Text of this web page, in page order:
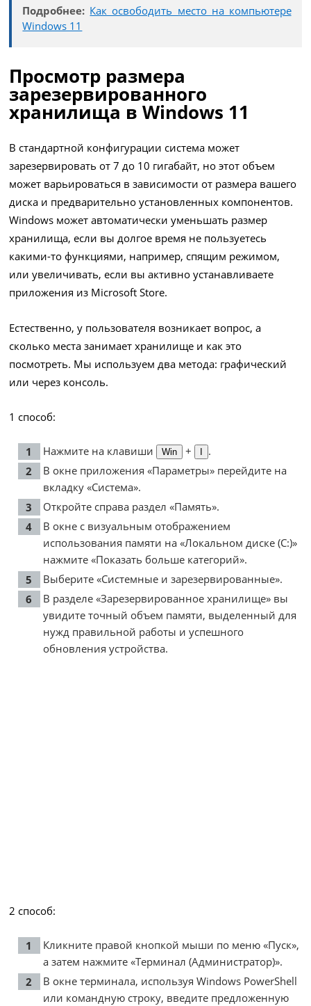
Подробнее: Как освободить место на компьютере
Windows 11
Просмотр размера
зарезервированного
хранилища в Windows 11
В стандартной конфигурации система может
зарезервировать от 7 до 10 гигабайт, но этот объем
может варьироваться в зависимости от размера вашего
диска и предварительно установленных компонентов.
Windows может автоматически уменьшать размер
хранилища, если вы долгое время не пользуетесь
какими-то функциями, например, спящим режимом,
или увеличивать, если вы активно устанавливаете
приложения из Microsoft Store.
Естественно, у пользователя возникает вопрос, а
сколько места занимает хранилище и как это
посмотреть. Мы используем два метода: графический
или через консоль.
1 способ:
Нажмите на клавиши Win +
.
В окне приложения «Параметры» перейдите на
вкладку «Система».
Откройте справа раздел «Память».
В окне с визуальным отображением
использования памяти на «Локальном диске (С:)»
нажмите «Показать больше категорий».
Выберите «Системные и зарезервированные».
В разделе «Зарезервированное хранилище» вы
увидите точный объем памяти, выделенный для
нужд правильной работы и успешного
обновления устройства.
2 способ:
Кликните правой кнопкой мыши по меню «Пуск»,
а затем нажмите «Терминал (Администратор)».
В окне терминала, используя Windows PowerShell
или командную строку, введите предложенную